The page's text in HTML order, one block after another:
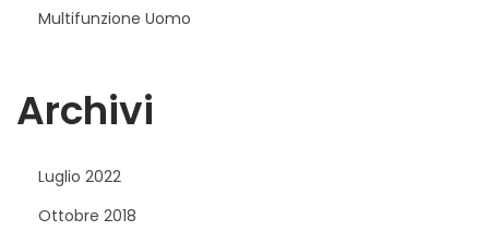
Multifunzione Uomo
Archivi
Luglio 2022
Ottobre 2018